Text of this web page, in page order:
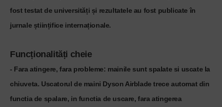
fost testat de universități și rezultatele au fost publicate în
jurnale științifice internaționale.
Funcționalități cheie
- Fara atingere, fara probleme: mainile sunt spalate si uscate la
chiuveta. Uscatorul de maini Dyson Airblade trece automat din
functia de spalare, in functia de uscare, fara atingerea